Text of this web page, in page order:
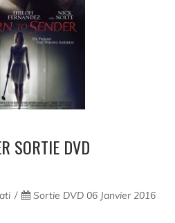
SORTIE DVD
Sortie DVD 06 Janvier 2016